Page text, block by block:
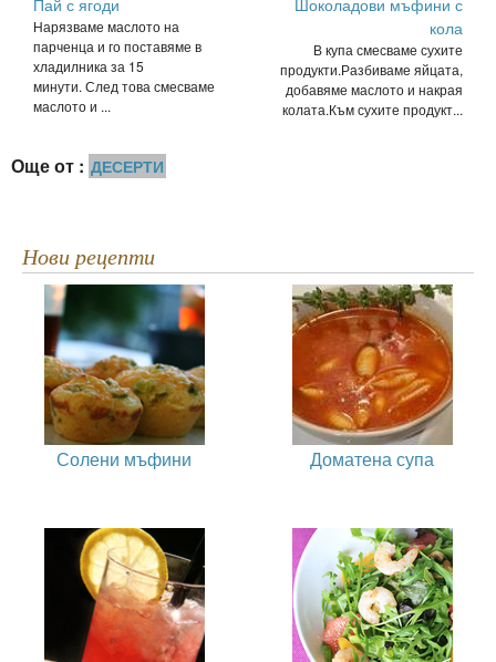
Нарязваме маслото на
парченца и го поставяме в
хладилника за 15
минути. След това смесваме
маслото и ...
кола
В купа смесваме сухите
продукти.Разбиваме яйцата,
добавяме маслото и накрая
колата.Към сухите продукт...
Още от : ДЕСЕРТИ
Нови рецепти
Солени мъфини Доматена супа